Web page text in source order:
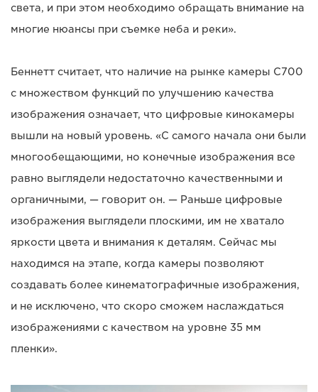
света, и при этом необходимо обращать внимание на
многие нюансы при съемке неба и реки».
Беннетт считает, что наличие на рынке камеры C700
с множеством функций по улучшению качества
изображения означает, что цифровые кинокамеры
вышли на новый уровень. «С самого начала они были
многообещающими, но конечные изображения все
равно выглядели недостаточно качественными и
органичными, — говорит он. — Раньше цифровые
изображения выглядели плоскими, им не хватало
яркости цвета и внимания к деталям. Сейчас мы
находимся на этапе, когда камеры позволяют
создавать более кинематографичные изображения,
и не исключено, что скоро сможем наслаждаться
изображениями с качеством на уровне 35 мм
пленки».